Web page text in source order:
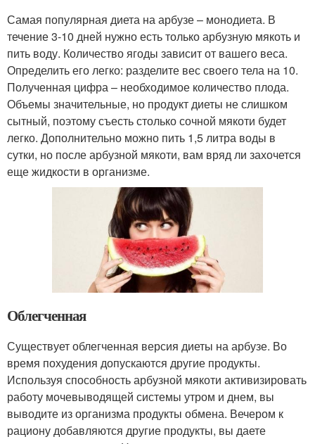
Самая популярная диета на арбузе – монодиета. В
течение 3-10 дней нужно есть только арбузную мякоть и
пить воду. Количество ягоды зависит от вашего веса.
Определить его легко: разделите вес своего тела на 10.
Полученная цифра – необходимое количество плода.
Объемы значительные, но продукт диеты не слишком
сытный, поэтому съесть столько сочной мякоти будет
легко. Дополнительно можно пить 1,5 литра воды в
сутки, но после арбузной мякоти, вам вряд ли захочется
еще жидкости в организме.
Облегченная
Существует облегченная версия диеты на арбузе. Во
время похудения допускаются другие продукты.
Используя способность арбузной мякоти активизировать
работу мочевыводящей системы утром и днем, вы
выводите из организма продукты обмена. Вечером к
рациону добавляются другие продукты, вы даете